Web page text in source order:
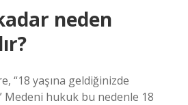
neden
“18 yaşına geldiğinizde
Medeni hukuk bu nedenle 18